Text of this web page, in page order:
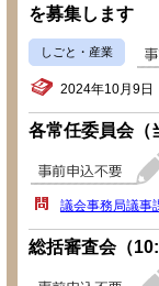
を募集します
しごと・産業
2024年10月9日
各常任委員会（
議会事務局議事
総括審査会（